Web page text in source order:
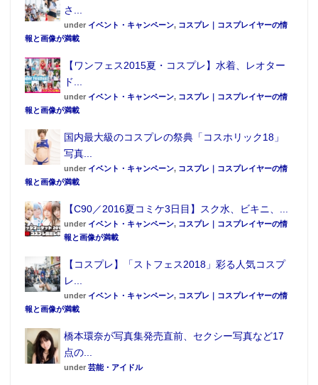
さ...
under イベント・キャンペーン, コスプレ｜コスプレイヤーの情
報と画像が満載
【ワンフェス2015夏・コスプレ】水着、レオター
ド...
under イベント・キャンペーン, コスプレ｜コスプレイヤーの情
報と画像が満載
国内最大級のコスプレの祭典「コスホリック18」
写真...
under イベント・キャンペーン, コスプレ｜コスプレイヤーの情
報と画像が満載
【C90／2016夏コミケ3日目】スク水、ビキニ、...
under イベント・キャンペーン, コスプレ｜コスプレイヤーの情
報と画像が満載
【コスプレ】「ストフェス2018」彩る人気コスプ
レ...
under イベント・キャンペーン, コスプレ｜コスプレイヤーの情
報と画像が満載
橋本環奈が写真集発売直前、セクシー写真など17
点の...
under 芸能・アイドル